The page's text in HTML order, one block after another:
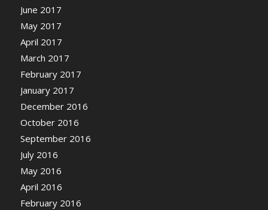
June 2017
May 2017
April 2017
March 2017
February 2017
January 2017
December 2016
October 2016
September 2016
July 2016
May 2016
April 2016
February 2016